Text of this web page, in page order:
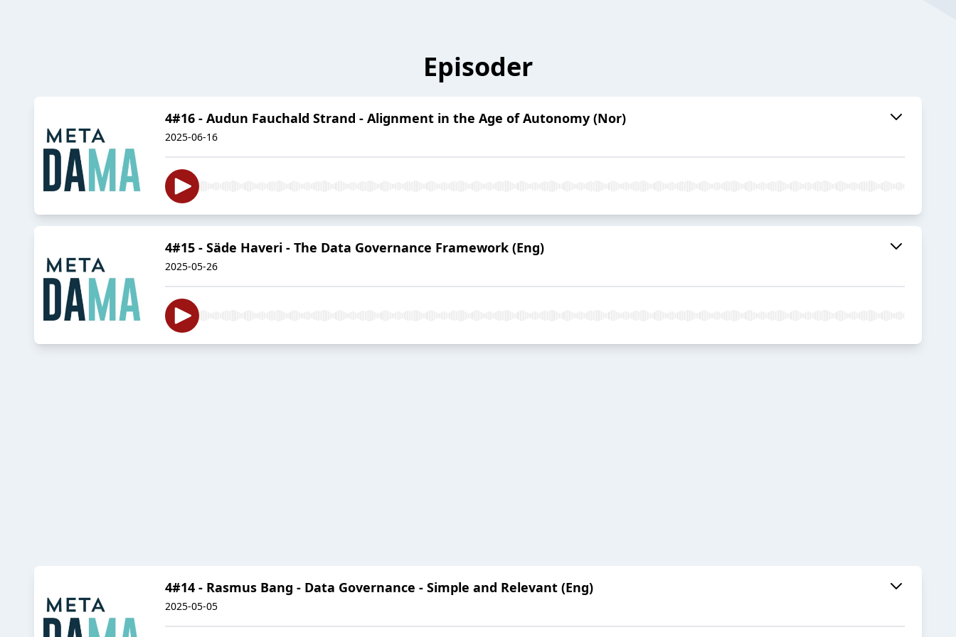
Episoder
4#16 - Audun Fauchald Strand - Alignment in the Age of Autonomy (Nor)
2025-06-16
4#15 - Säde Haveri - The Data Governance Framework (Eng)
2025-05-26
4#14 - Rasmus Bang - Data Governance - Simple and Relevant (Eng)
2025-05-05